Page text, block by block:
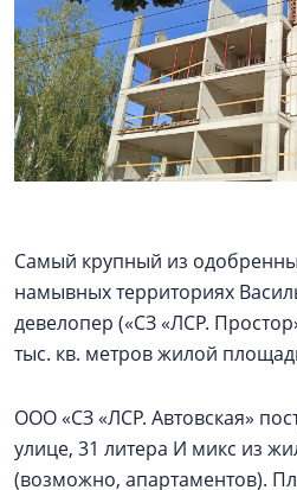
Самый крупный из
намывных территориях
девелопер («СЗ «ЛСР.
тыс. кв. метров жилой
ООО «СЗ «ЛСР. Автовская»
улице, 31 литера И микс из
(возможно, апартаментов).